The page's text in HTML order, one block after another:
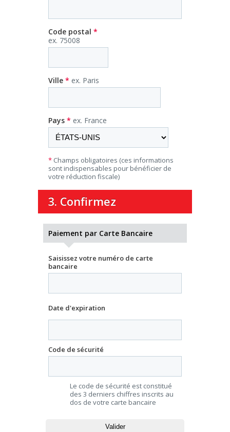
Code postal *
ex. 75008
Ville * ex. Paris
Pays * ex. France
* Champs obligatoires (ces informations
sont indispensables pour bénéficier de
votre réduction fiscale)
3. Confirmez
Paiement par Carte Bancaire
Saisissez votre numéro de carte
bancaire
Date d'expiration
Code de sécurité
Le code de sécurité est constitué
des 3 derniers chiffres inscrits au
dos de votre carte bancaire